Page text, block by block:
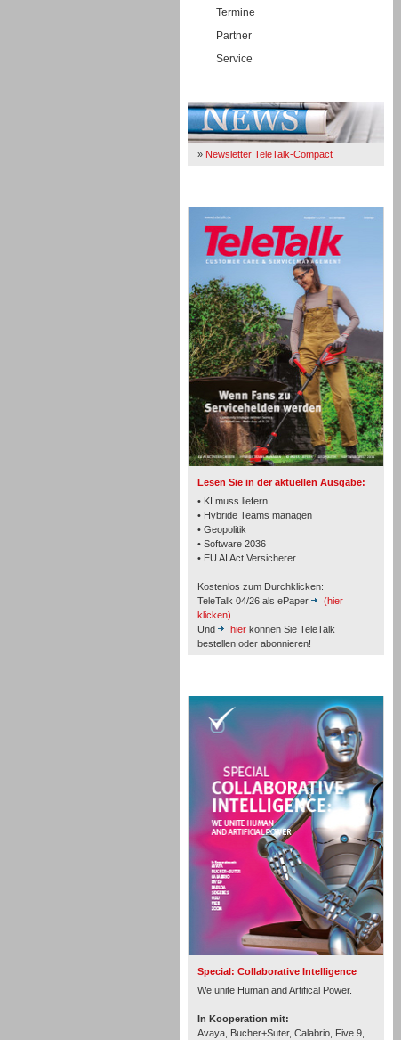
Termine
Partner
Service
» Newsletter TeleTalk-Compact
Lesen Sie in der aktuellen Ausgabe:
• KI muss liefern
• Hybride Teams managen
• Geopolitik
• Software 2036
• EU AI Act Versicherer
Kostenlos zum Durchklicken:
TeleTalk 04/26 als ePaper
(hier
klicken)
Und
hier können Sie TeleTalk
bestellen oder abonnieren!
Special: Collaborative Intelligence
We unite Human and Artifical Power.
In Kooperation mit:
Avaya, Bucher+Suter, Calabrio, Five 9,
TK- und ACD-Systeme
Workforce-Management
Personal
Inbound